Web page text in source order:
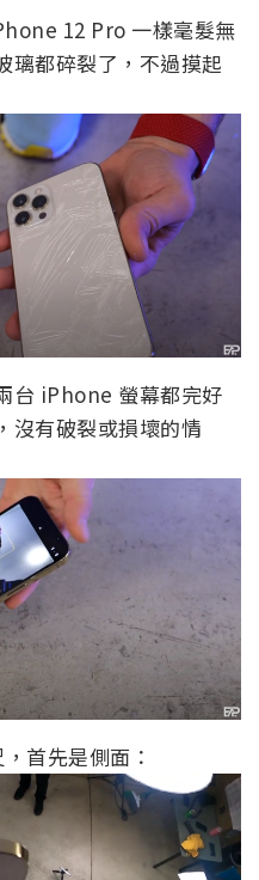
12 Pro 一樣毫髮無
璃都碎裂了，不過摸起
台 iPhone 螢幕都完好
沒有破裂或損壞的情
首先是側面：